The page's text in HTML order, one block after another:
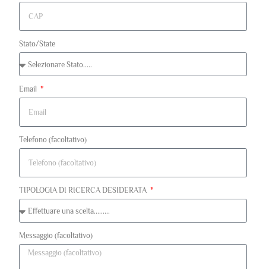
Stato/State
Email
Telefono (facoltativo)
TIPOLOGIA DI RICERCA DESIDERATA
Messaggio (facoltativo)